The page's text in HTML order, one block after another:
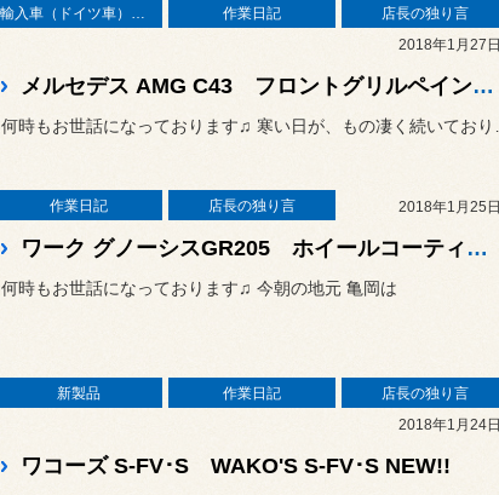
輸入車（ドイツ車）の作業 作業日記
店長の独り言
2018年1月27日
メルセデス AMG C43 フロントグリルペイント＆クリスタル装着♫
作業日記 店長の独り言 2018年1月25日
ワーク グノーシスGR205 ホイールコーティング♫
何時もお世話になっております♫ 今朝の地元 亀岡は
新製品 作業日記
店長の独り言
2018年1月24日
ワコーズ S-FV･S WAKO'S S-FV･S NEW!!